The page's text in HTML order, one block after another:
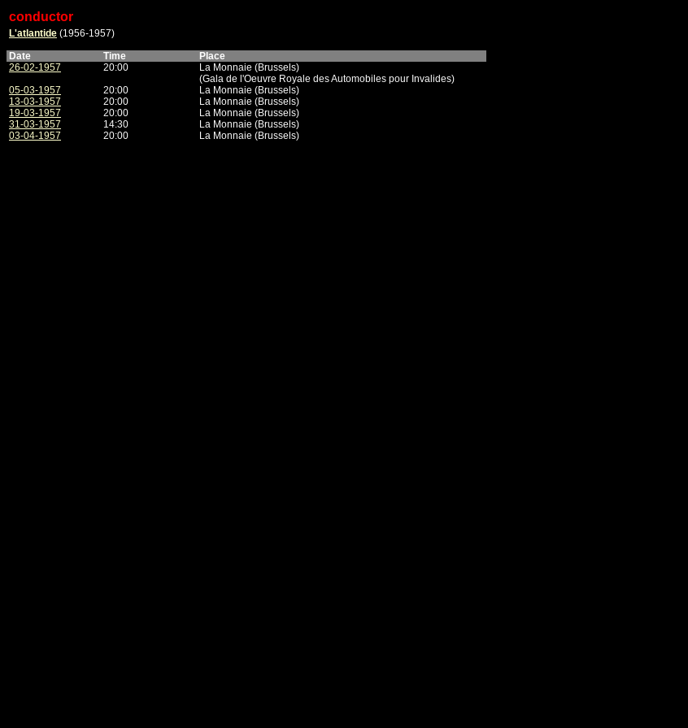
conductor
L'atlantide (1956-1957)
Date
Time
Place
26-02-1957
20:00
La Monnaie (Brussels)
(Gala de l'Oeuvre Royale des Automobiles pour Invalides)
05-03-1957
20:00
La Monnaie (Brussels)
13-03-1957
20:00
La Monnaie (Brussels)
19-03-1957
20:00
La Monnaie (Brussels)
31-03-1957
14:30
La Monnaie (Brussels)
03-04-1957
20:00 La Monnaie (Brussels)